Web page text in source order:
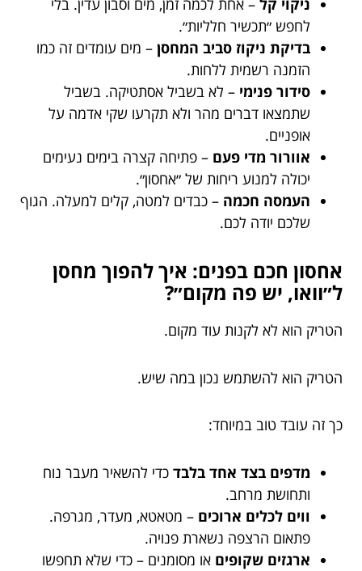
ניקוי קל – אחת לכמה זמן, מים וסבון עדין. בלי
לחפש ״תכשיר חלליות״.
בדיקת ניקוז סביב המחסן – מים עומדים זה כמו
הזמנה רשמית ללחות.
סידור פנימי – לא בשביל אסתטיקה. בשביל
שתמצאו דברים מהר ולא תקרעו שקי אדמה על
אופניים.
אוורור מדי פעם – פתיחה קצרה בימים נעימים
יכולה למנוע ריחות של ״אחסון״.
העמסה חכמה – כבדים למטה, קלים למעלה. הגוף
שלכם יודה לכם.
אחסון חכם בפנים: איך להפוך מחסן
ל״וואו, יש פה מקום״?
הטריק הוא לא לקנות עוד מקום.
הטריק הוא להשתמש נכון במה שיש.
כך זה עובד טוב במיוחד:
מדפים בצד אחד בלבד כדי להשאיר מעבר נוח
ותחושת מרחב.
ווים לכלים ארוכים – מטאטא, מעדר, מגרפה.
פתאום הרצפה נשארת פנויה.
ארגזים שקופים או מסומנים – כדי שלא תחפשו